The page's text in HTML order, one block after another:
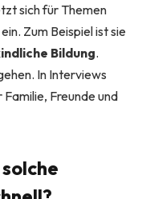
sich für Themen
ein. Zum Beispiel ist sie
Bildung.
In Interviews
Freunde und